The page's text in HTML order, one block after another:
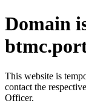
Domain
This website is
contact the
Officer.